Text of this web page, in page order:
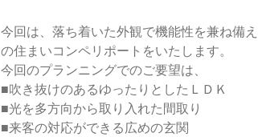
今回は、落ち着いた外観で機能性を兼ね備
の住まいコンペリポートをいたします。
今回のプランニングでのご要望は、
■吹き抜けのあるゆったりとしたＬＤＫ
■光を多方向から取り入れた間取り
■来客の対応ができる広めの玄関